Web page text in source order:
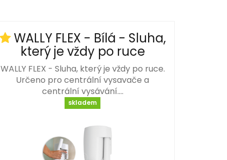
WALLY FLEX - Bílá - Sluha,
který je vždy po ruce
WALLY FLEX - Sluha, který je vždy po ruce.
Určeno pro centrální vysavače a
centrální vysávání.…
skladem